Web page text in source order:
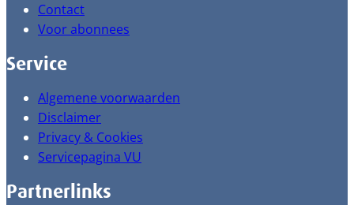
Contact
Voor abonnees
Service
Algemene voorwaarden
Disclaimer
Privacy & Cookies
Servicepagina VU
Partnerlinks